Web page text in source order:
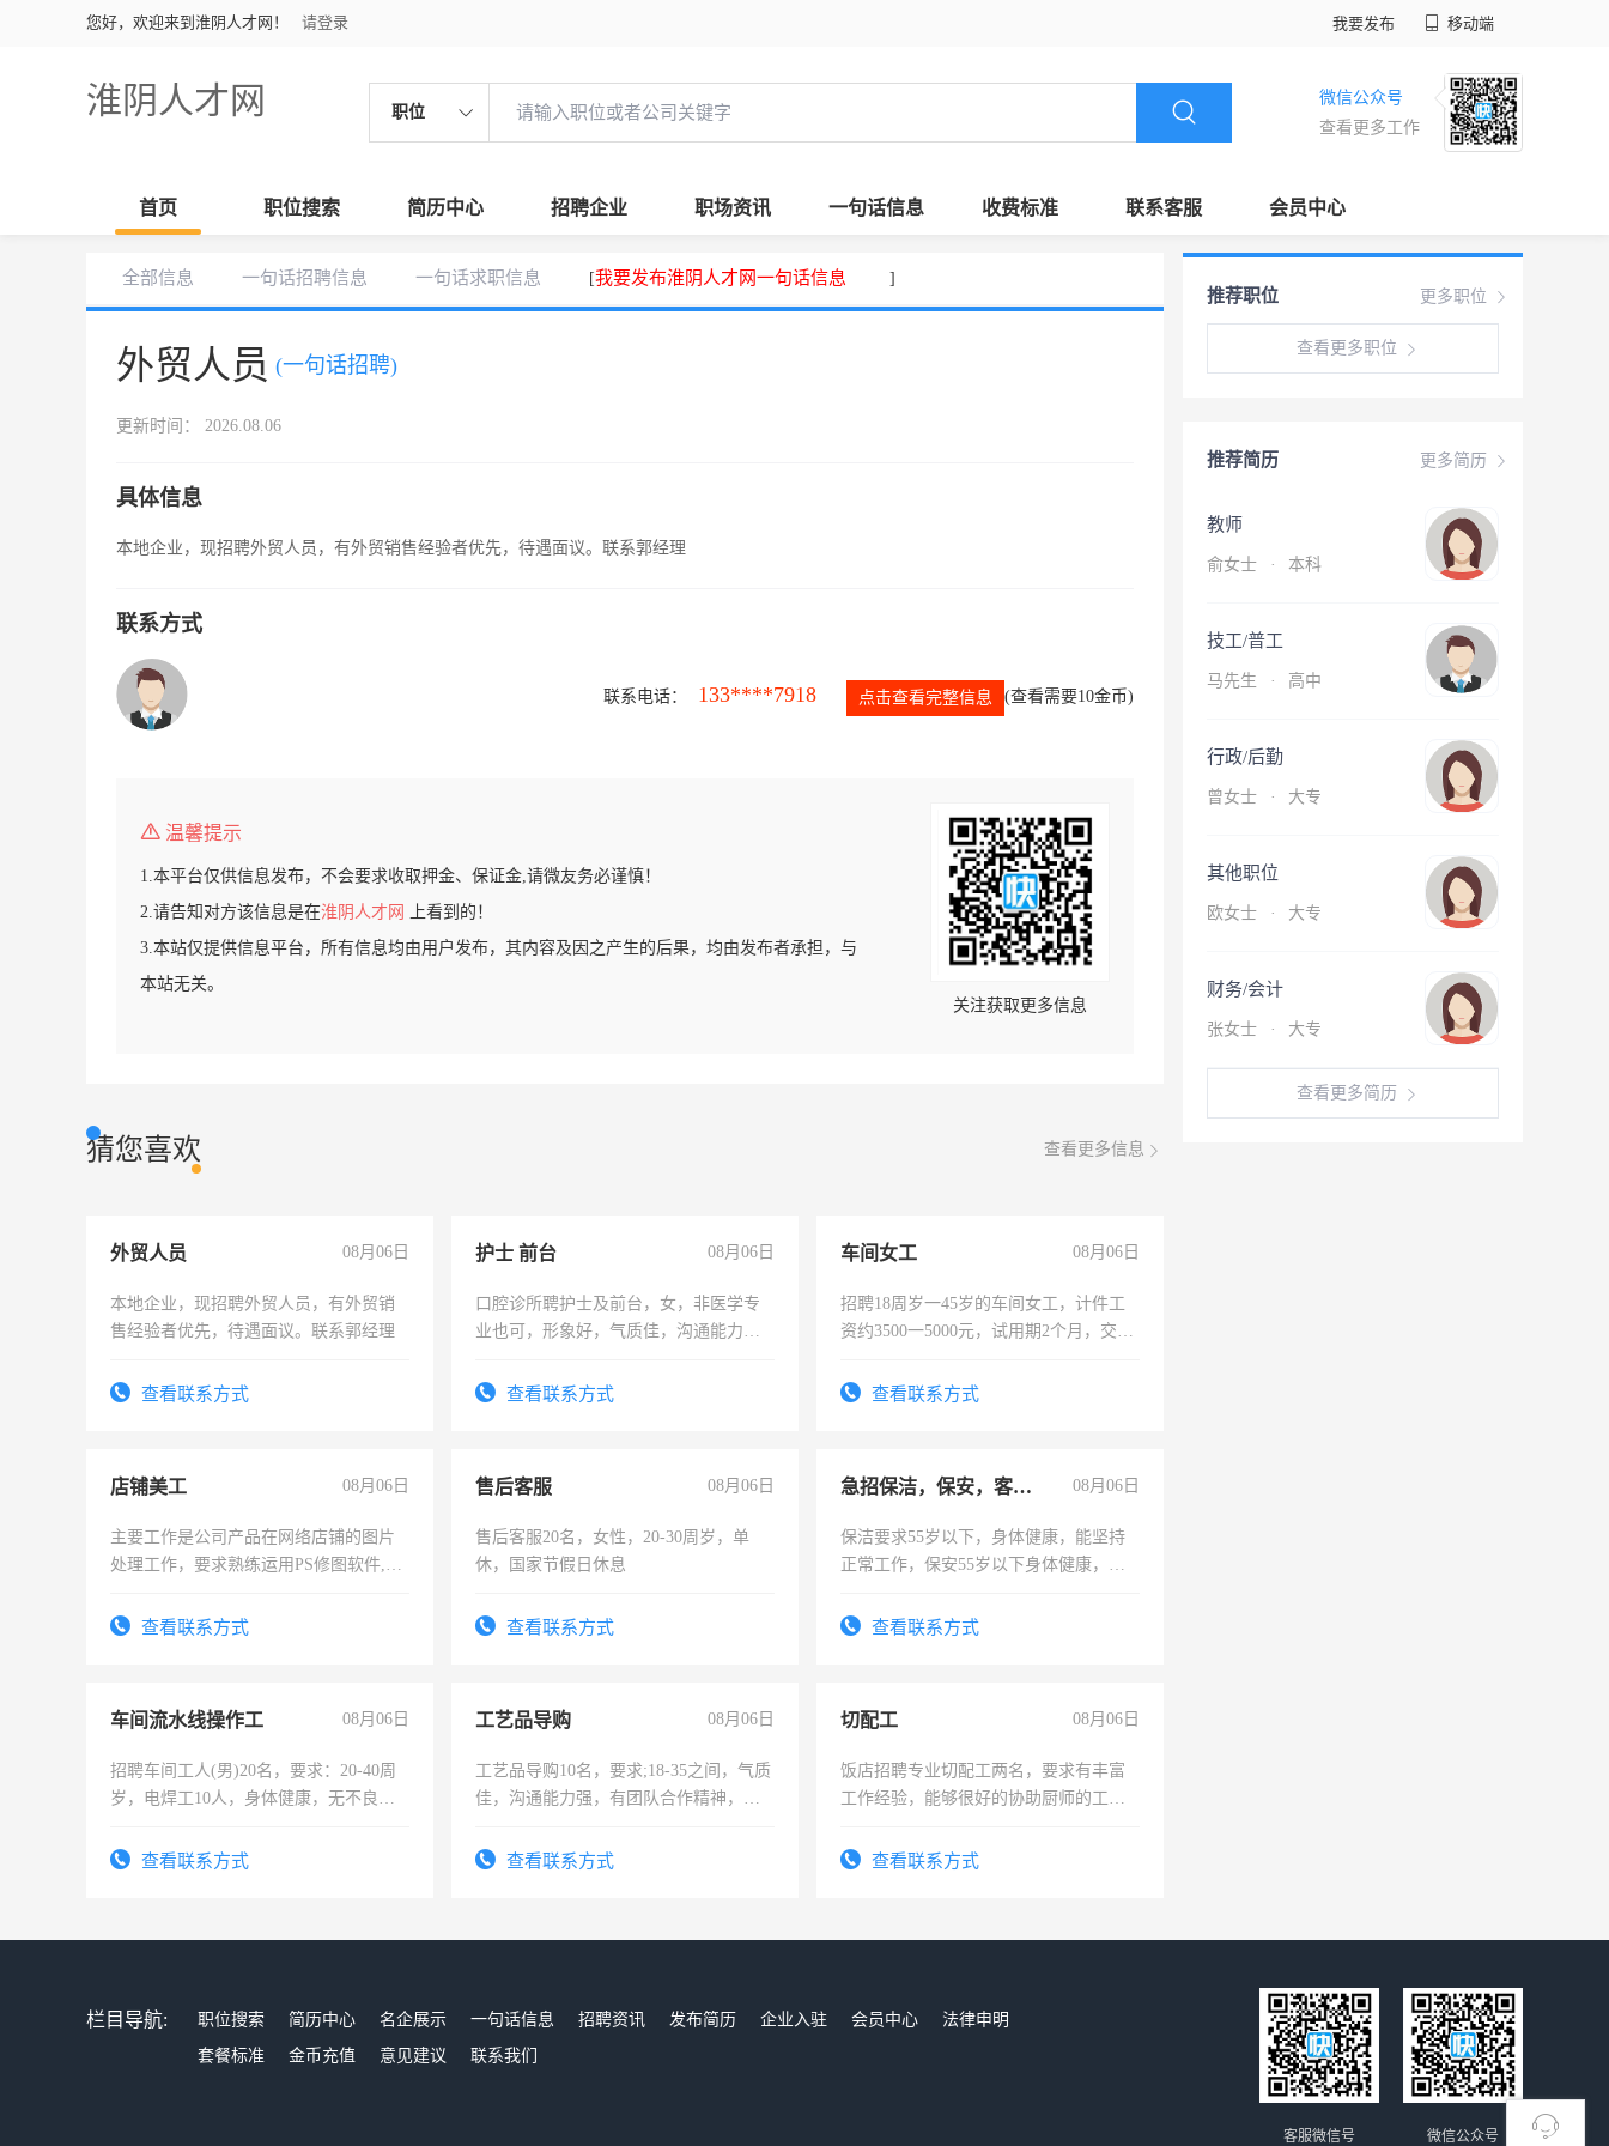
您好，欢迎来到淮阴人才网！ 请登录 我要发布 移动端
淮阴人才网 职位
微信公众号
查看更多工作
首页 职位搜索 简历中心 招聘企业 职场资讯 一句话信息 收费标准 联系客服 会员中心
全部信息 一句话招聘信息 一句话求职信息 [我要发布淮阴人才网一句话信息 ]
外贸人员 (一句话招聘)
更新时间： 2026.08.06
具体信息
本地企业，现招聘外贸人员，有外贸销售经验者优先，待遇面议。联系郭经理
联系方式
联系电话： 133****7918 点击查看完整信息 (查看需要10金币)
温馨提示
1.本平台仅供信息发布，不会要求收取押金、保证金,请微友务必谨慎！
2.请告知对方该信息是在淮阴人才网
上看到的！
3.本站仅提供信息平台，所有信息均由用户发布，其内容及因之产生的后果，均由发布者承担，与
本站无关。
关注获取更多信息
猜您喜欢 查看更多信息
外贸人员 08月06日
本地企业，现招聘外贸人员，有外贸销
售经验者优先，待遇面议。联系郭经理
查看联系方式
护士 前台 08月06日
口腔诊所聘护士及前台，女，非医学专
业也可，形象好，气质佳，沟通能力
查看联系方式
车间女工 08月06日
招聘18周岁一45岁的车间女工，计件工
资约3500一5000元，试用期2个月，交五
查看联系方式
店铺美工 08月06日
主要工作是公司产品在网络店铺的图片
处理工作，要求熟练运用PS修图软件,工
查看联系方式
售后客服 08月06日
售后客服20名，女性，20-30周岁，单
休，国家节假日休息
查看联系方式
急招保洁，保安，客服，工程 08月06日
保洁要求55岁以下，身体健康，能坚持
正常工作，保安55岁以下身体健康，有
录，客服要求45岁以下高中以上文化，
查看联系方式
车间流水线操作工 08月06日
招聘车间工人(男)20名，要求：20-40周
岁，电焊工10人，身体健康，无不良嗜
宿，免费发放劳保用品，两班倒，每月
查看联系方式
工艺品导购 08月06日
工艺品导购10名，要求;18-35之间，气质
佳，沟通能力强，有团队合作精神，有
查看联系方式
切配工 08月06日
饭店招聘专业切配工两名，要求有丰富
工作经验，能够很好的协助厨师的工
4500。查看联系方式
更多职位
推荐职位
查看更多职位
更多简历
推荐简历
教师
俞女士 · 本科
技工/普工
马先生 · 高中
行政/后勤
曾女士 · 大专
其他职位
欧女士 · 大专
财务/会计
张女士 · 大专
查看更多简历
栏目导航: 职位搜索 简历中心 名企展示 一句话信息 招聘资讯 发布简历 企业入驻 会员中心
法律申明
套餐标准
金币充值 意见建议 联系我们
微信公众号
客服微信号